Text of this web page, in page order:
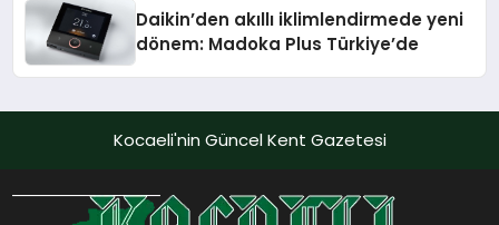
Daikin’den akıllı iklimlendirmede yeni
dönem: Madoka Plus Türkiye’de
Kocaeli'nin Güncel Kent Gazetesi